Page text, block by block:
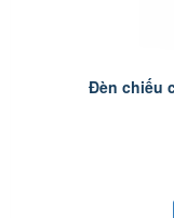
Đèn chiếu